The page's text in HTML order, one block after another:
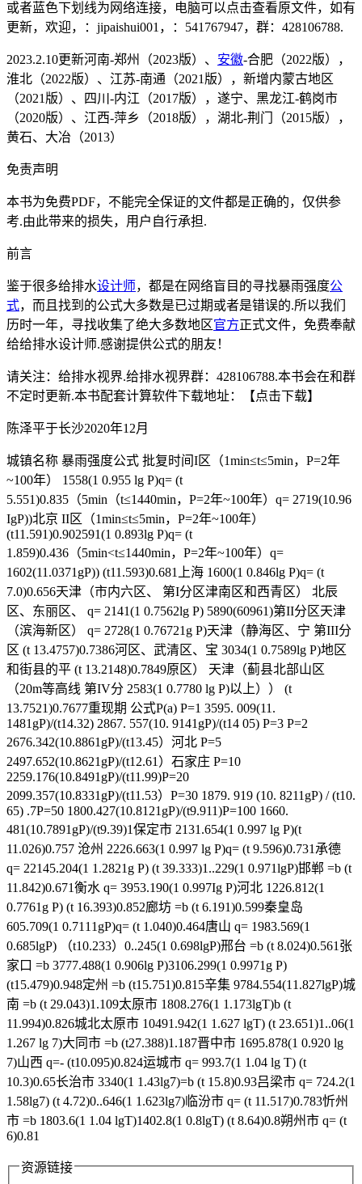
或者蓝色下划线为网络连接，电脑可以点击查看原文件，如有
更新，欢迎，：jipaishui001，：541767947，群：428106788.
2023.2.10更新河南-郑州（2023版）、 安徽-合肥（2022版），
淮北（2022版）、江苏-南通（2021版），新增内蒙古地区
（2021版）、四川-内江（2017版），遂宁、黑龙江-鹤岗市
（2020版）、江西-萍乡（2018版），湖北-荆门（2015版），
黄石、大冶（2013）
免责声明
本书为免费PDF，不能完全保证的文件都是正确的，仅供参
考.由此带来的损失，用户自行承担.
前言
鉴于很多给排水设计师，都是在网络盲目的寻找暴雨强度公
式，而且找到的公式大多数是已过期或者是错误的.所以我们
历时一年，寻找收集了绝大多数地区官方正式文件，免费奉献
给给排水设计师.感谢提供公式的朋友！
请关注：给排水视界.给排水视界群：428106788.本书会在和群
不定时更新.本书配套计算软件下载地址：【点击下载】
陈泽平于长沙2020年12月
城镇名称 暴雨强度公式 批复时间I区（1min≤t≤5min，P=2年
~100年） 1558(1 0.955 lg P)q= (t
5.551)0.835（5min（t≤1440min，P=2年~100年）q= 2719(10.96
IgP))北京 II区（1min≤t≤5min，P=2年~100年）
(t11.591)0.902591(1 0.893lg P)q= (t
1.859)0.436（5min<t≤1440min，P=2年~100年）q=
1602(11.0371gP)) (t11.593)0.681上海 1600(1 0.846lg P)q= (t
7.0)0.656天津（市内六区、 第I分区津南区和西青区） 北辰
区、东丽区、 q= 2141(1 0.7562lg P) 5890(60961)第II分区天津
（滨海新区） q= 2728(1 0.76721g P)天津（静海区、宁 第III分
区 (t 13.4757)0.7386河区、武清区、宝 3034(1 0.7589lg P)地区
和街县的平 (t 13.2148)0.7849原区） 天津（蓟县北部山区
（20m等高线 第IV分 2583(1 0.7780 lg P)以上）） (t
13.7521)0.7677重现期 公式P(a) P=1 3595. 009(11.
1481gP)/(t14.32) 2867. 557(10. 9141gP)/(t14 05) P=3 P=2
2676.342(10.8861gP)/(t13.45）河北 P=5
2497.652(10.8621gP)/(t12.61）石家庄 P=10
2259.176(10.8491gP)/(t11.99)P=20
2099.357(10.8331gP)/(t11.53）P=30 1879. 919 (10. 8211gP) / (t10.
65) .7P=50 1800.427(10.8121gP)/(t9.911)P=100 1660.
481(10.7891gP)/(t9.39)1保定市 2131.654(1 0.997 lg P)(t
11.026)0.757 沧州 2226.663(1 0.997 lg P)q= (t 9.596)0.731承德
q= 22145.204(1 1.2821g P) (t 39.333)1..229(1 0.971lgP)邯郸 =b (t
11.842)0.671衡水 q= 3953.190(1 0.997Ig P)河北 1226.812(1
0.7761g P) (t 16.393)0.852廊坊 =b (t 6.191)0.599秦皇岛
605.709(1 0.7111gP)q= (t 1.040)0.464唐山 q= 1983.569(1
0.685lgP) （t10.233）0..245(1 0.698lgP)邢台 =b (t 8.024)0.561张
家口 =b 3777.488(1 0.906lg P)3106.299(1 0.9971g P)
(t15.479)0.948定州 =b (t15.751)0.815辛集 9784.554(11.827lgP)城
南 =b (t 29.043)1.109太原市 1808.276(1 1.173lgT)b (t
11.994)0.826城北太原市 10491.942(1 1.627 lgT) (t 23.651)1..06(1
1.267 lg 7)大同市 =b (t27.388)1.187晋中市 1695.878(1 0.920 lg
7)山西 q=- (t10.095)0.824运城市 q= 993.7(1 1.04 lg T) (t
10.3)0.65长治市 3340(1 1.43lg7)=b (t 15.8)0.93吕梁市 q= 724.2(1
1.58lg7) (t 4.72)0..646(1 1.623lg7)临汾市 q= (t 11.517)0.783忻州
市 =b 1803.6(1 1.04 lgT)1402.8(1 0.8lgT) (t 8.64)0.8朔州市 q= (t
6)0.81
资源链接